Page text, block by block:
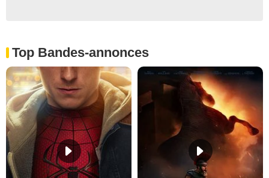
Top Bandes-annonces